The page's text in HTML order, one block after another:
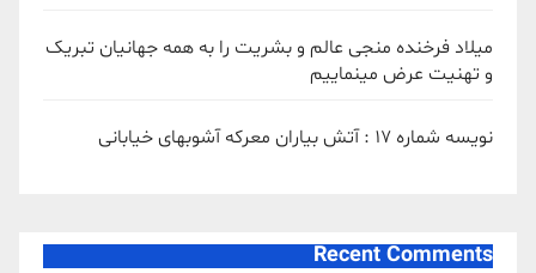
میلاد فرخنده منجی عالم و بشریت را به همه جهانیان تبریک
و تهنیت عرض مینماییم
نویسه شماره 17 : آتش بیاران معرکه آشوبهای خیابانی
Recent Comments